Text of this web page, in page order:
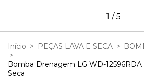
1 /5
Início > PEÇAS LAVA E SECA >
>
Bomba Drenagem LG WD-12596RDA
Seca